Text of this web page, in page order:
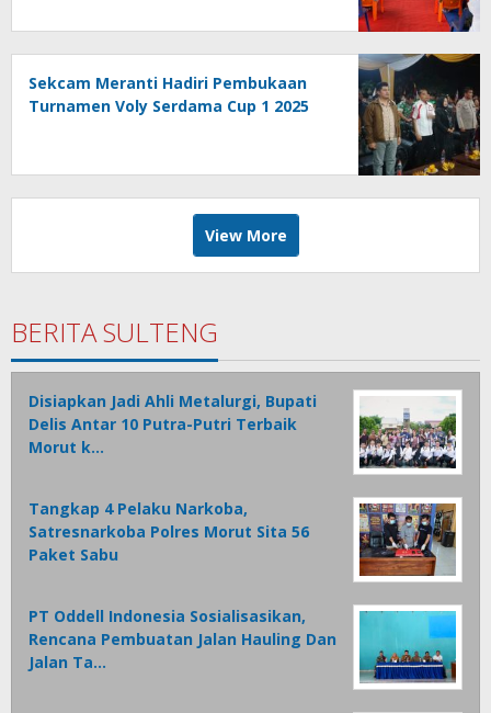
Sekcam Meranti Hadiri Pembukaan
Turnamen Voly Serdama Cup 1 2025
View More
BERITA SULTENG
Disiapkan Jadi Ahli Metalurgi, Bupati
Delis Antar 10 Putra-Putri Terbaik
Morut k…
Tangkap 4 Pelaku Narkoba,
Satresnarkoba Polres Morut Sita 56
Paket Sabu
PT Oddell Indonesia Sosialisasikan,
Rencana Pembuatan Jalan Hauling Dan
Jalan Ta…